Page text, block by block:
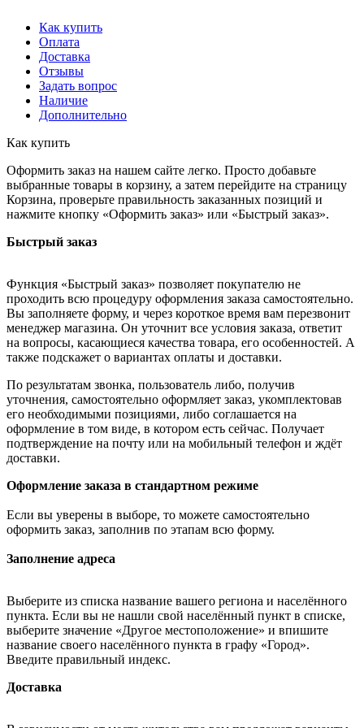
Как купить
Оплата
Доставка
Отзывы
Задать вопрос
Наличие
Дополнительно
Как купить
Оформить заказ на нашем сайте легко. Просто добавьте
выбранные товары в корзину, а затем перейдите на страницу
Корзина, проверьте правильность заказанных позиций и
нажмите кнопку «Оформить заказ» или «Быстрый заказ».
Быстрый заказ
Функция «Быстрый заказ» позволяет покупателю не
проходить всю процедуру оформления заказа самостоятельно.
Вы заполняете форму, и через короткое время вам перезвонит
менеджер магазина. Он уточнит все условия заказа, ответит
на вопросы, касающиеся качества товара, его особенностей. А
также подскажет о вариантах оплаты и доставки.
По результатам звонка, пользователь либо, получив
уточнения, самостоятельно оформляет заказ, укомплектовав
его необходимыми позициями, либо соглашается на
оформление в том виде, в котором есть сейчас. Получает
подтверждение на почту или на мобильный телефон и ждёт
доставки.
Оформление заказа в стандартном режиме
Если вы уверены в выборе, то можете самостоятельно
оформить заказ, заполнив по этапам всю форму.
Заполнение адреса
Выберите из списка название вашего региона и населённого
пункта. Если вы не нашли свой населённый пункт в списке,
выберите значение «Другое местоположение» и впишите
название своего населённого пункта в графу «Город».
Введите правильный индекс.
Доставка